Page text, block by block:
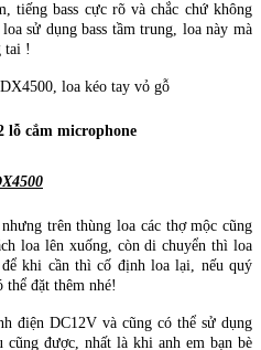
tiếng bass cực rõ và chắc chứ không
sử dụng bass tầm trung, loa này mà
tai !
lỗ cắm microphone
trên thùng loa các thợ mộc cũng
loa lên xuống, còn di chuyển thì loa
khi cần thì cố định loa lại, nếu quý
thể đặt thêm nhé!
điện DC12V và cũng có thể sử dụng
được, nhất là khi anh em bạn bè